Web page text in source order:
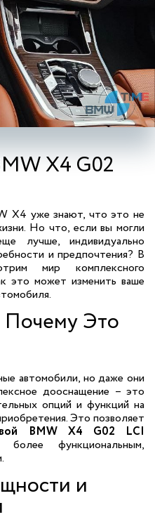
X4 G02
X4 уже знают, что это не
Но что, если вы могли
лучше, индивидуально
и предпочтения? В
мир комплексного
это может изменить ваше
Это
автомобили, но даже они
дооснащение – это
опций и функций на
Это позволяет
свой BMW X4 G02 LCI
функциональным,
и